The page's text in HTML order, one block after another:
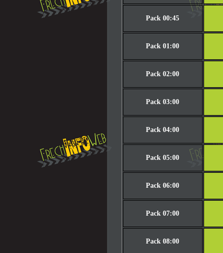
Pack 00:45
Pack 01:00
Pack 02:00
Pack 03:00
Pack 04:00
Pack 05:00
Pack 06:00
Pack 07:00
Pack 08:00